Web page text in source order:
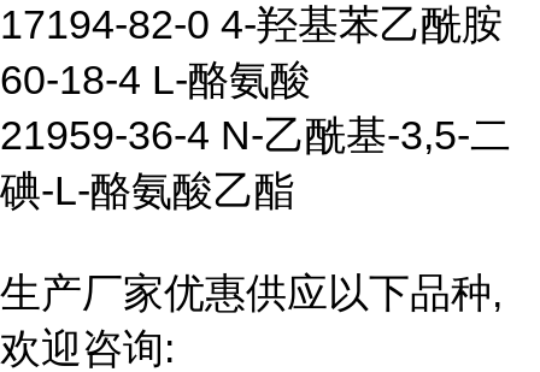
17194-82-0 4-羟基苯乙酰胺
60-18-4 L-酪氨酸
21959-36-4 N-乙酰基-3,5-二
碘-L-酪氨酸乙酯
生产厂家优惠供应以下品种,
欢迎咨询: